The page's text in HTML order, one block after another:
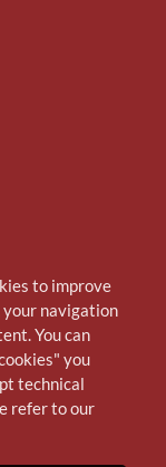
to improve
navigation
You can
you
technical
refer to our